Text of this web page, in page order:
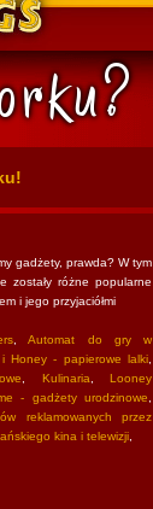
gadżety, prawda? W tym
zostały różne popularne
i jego przyjaciółmi
,Automat do gry w
Honey - papierowe lalki
Kulinaria ,Looney
- gadżety urodzinowe
reklamowanych przez
kina i telewizji